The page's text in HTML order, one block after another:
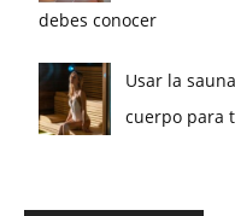
debes conocer
Usar la
cuerpo para